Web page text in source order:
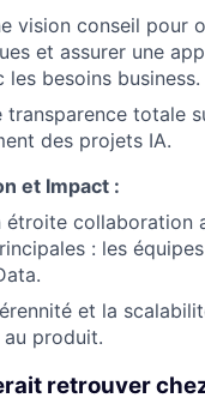
vision conseil pour
et assurer une
les besoins business.
transparence totale
des projets IA.
et Impact :
étroite collaboration
: les
et la
au produit.
retrouver